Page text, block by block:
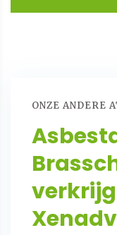
ONZE ANDERE